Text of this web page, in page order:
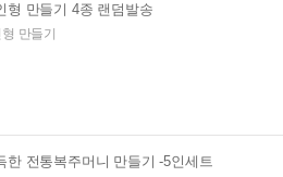
형 만들기 4종 랜덤발송
만들기
한 전통복주머니 만들기 -5인세트